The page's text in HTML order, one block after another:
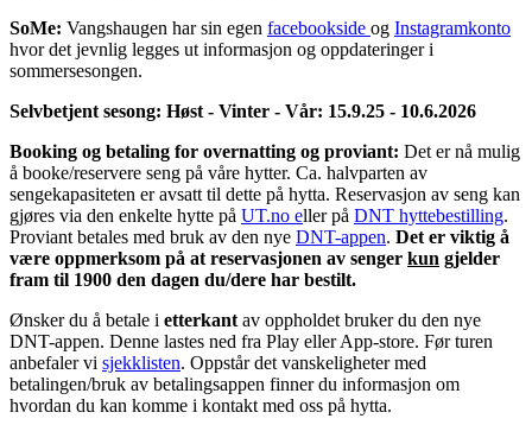
SoMe: Vangshaugen har sin egen facebookside og Instagramkonto
hvor det jevnlig legges ut informasjon og oppdateringer i
sommersesongen.
Selvbetjent sesong: Høst - Vinter - Vår: 15.9.25 - 10.6.2026
Booking og betaling for overnatting og proviant: Det er nå mulig
å booke/reservere seng på våre hytter. Ca. halvparten av
sengekapasiteten er avsatt til dette på hytta. Reservasjon av seng kan
gjøres via den enkelte hytte på UT.no eller på DNT hyttebestilling.
Proviant betales med bruk av den nye DNT-appen. Det er viktig å
være oppmerksom på at reservasjonen av senger kun gjelder
fram til 1900 den dagen du/dere har bestilt.
Ønsker du å betale i etterkant av oppholdet bruker du den nye
DNT-appen. Denne lastes ned fra Play eller App-store. Før turen
anbefaler vi sjekklisten. Oppstår det vanskeligheter med
betalingen/bruk av betalingsappen finner du informasjon om
hvordan du kan komme i kontakt med oss på hytta.